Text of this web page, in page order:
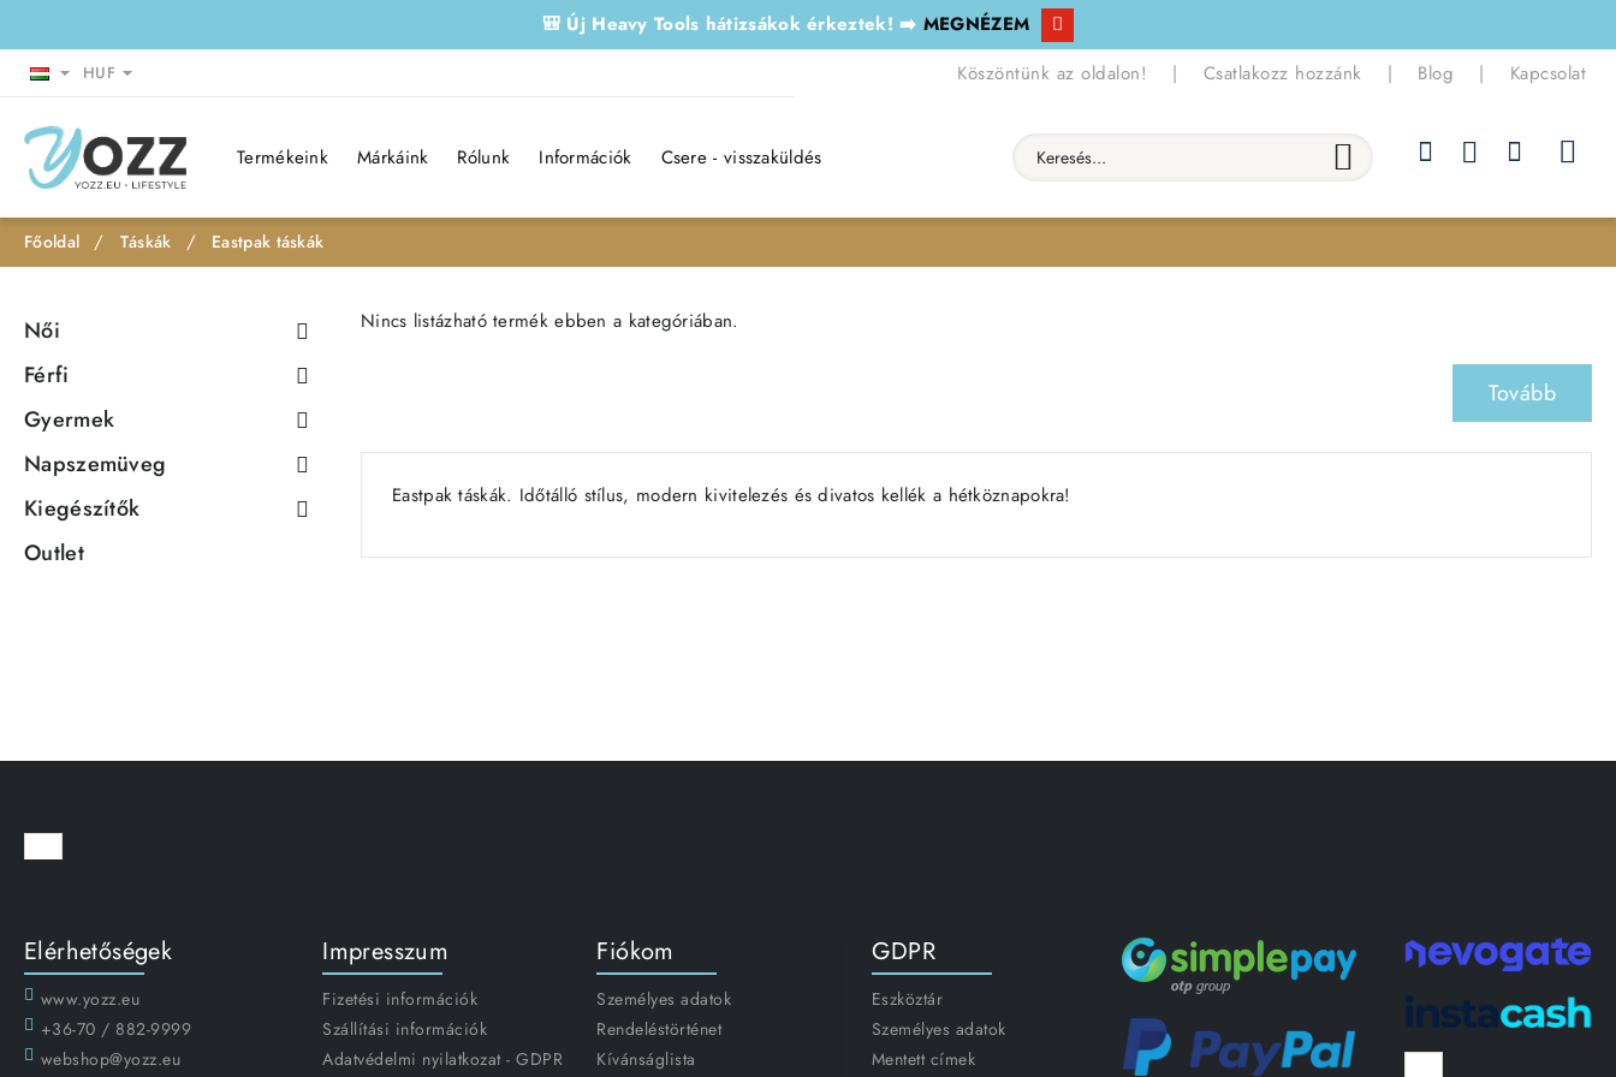
🎒 Új Heavy Tools hátizsákok érkeztek! ➡️ MEGNÉZEM
HUF Köszöntünk az oldalon! | Csatlakozz hozzánk | Blog | Kapcsolat
Termékeink Márkáink Rólunk Információk Csere - visszaküldés Keresés...
h
m
e
Táskák Eastpak táskák
Női
Férfi
Gyermek
Napszemüveg
Kiegészítők
Outlet
Eastpak táskák. Időtálló stílus, modern kivitelezés és divatos kellék a hétköznapokra!
Nincs listázható termék ebben a kategóriában.
Tovább
Elérhetőségek
www.yozz.eu
+36-70 / 882-9999
webshop@yozz.eu
Impresszum
Fizetési információk
Szállítási információk
Adatvédelmi nyilatkozat - GDPR
Fiókom
Személyes adatok
Rendeléstörténet
Kívánságlista
GDPR
Eszköztár
Személyes adatok
Mentett címek